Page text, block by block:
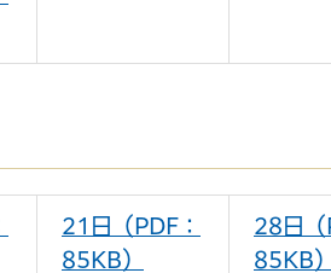
21日（PDF：
85KB）
28日（
85KB）